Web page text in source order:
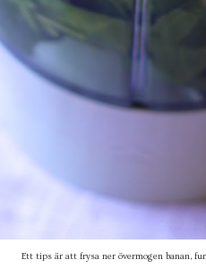
Ett tips är att frysa ner övermogen banan,